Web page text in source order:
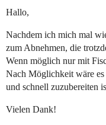
Hallo,
Nachdem ich mich mal
zum Abnehmen, die
Wenn möglich nur mit
Nach Möglichkeit wäre
und schnell zuzubereiten
Vielen Dank!